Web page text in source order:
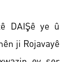
DAIŞê ye û
ji Rojavayê